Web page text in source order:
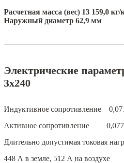
Расчетная масса (вес) 13 159,0 кг/
Наружный диаметр 62,9 мм
Электрические
3х240
Индуктивное сопротивление
Активное сопротивление
Длительно допустимая токовая
448 А в земле, 512 А на воздухе